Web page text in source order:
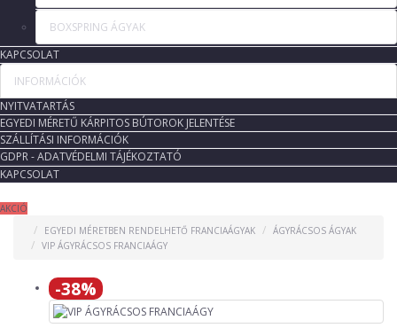
BOXSPRING ÁGYAK
KAPCSOLAT
INFORMÁCIÓK
NYITVATARTÁS
EGYEDI MÉRETŰ KÁRPITOS BÚTOROK JELENTÉSE
SZÁLLÍTÁSI INFORMÁCIÓK
GDPR - ADATVÉDELMI TÁJÉKOZTATÓ
KAPCSOLAT
AKCIÓ
EGYEDI MÉRETBEN RENDELHETŐ FRANCIAÁGYAK
ÁGYRÁCSOS ÁGYAK
VIP ÁGYRÁCSOS FRANCIAÁGY
-38%